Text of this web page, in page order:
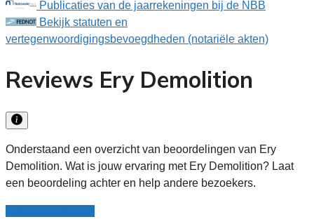
Publicaties van de jaarrekeningen bij de NBB
Bekijk statuten en
vertegenwoordigingsbevoegdheden (notariële akten)
Reviews Ery Demolition
Onderstaand een overzicht van beoordelingen van Ery
Demolition. Wat is jouw ervaring met Ery Demolition? Laat
een beoordeling achter en help andere bezoekers.